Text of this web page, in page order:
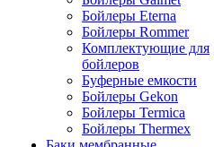
Бойлеры Eterna
Бойлеры Rommer
Комплектующие для
бойлеров
Буферные емкости
Бойлеры Gekon
Бойлеры Termica
Бойлеры Thermex